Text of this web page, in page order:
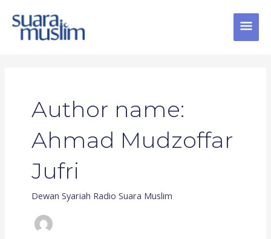
content
Author name:
Ahmad Mudzoffar
Jufri
Dewan Syariah Radio Suara Muslim